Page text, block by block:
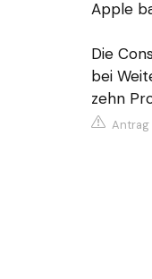
Apple
Die
bei
zehn
Antrag